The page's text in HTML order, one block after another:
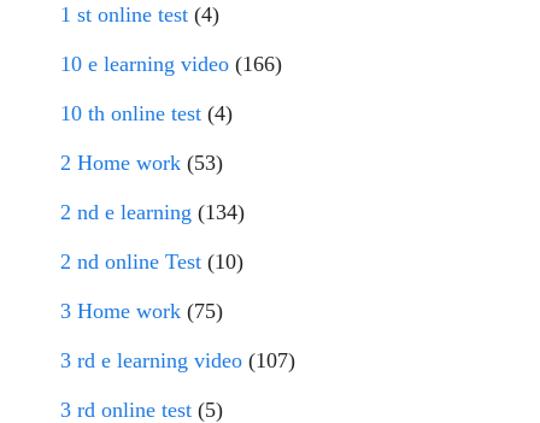
1 st online test (4)
10 e learning video (166)
10 th online test (4)
2 Home work (53)
2 nd e learning (134)
2 nd online Test (10)
3 Home work (75)
3 rd e learning video (107)
3 rd online test (5)